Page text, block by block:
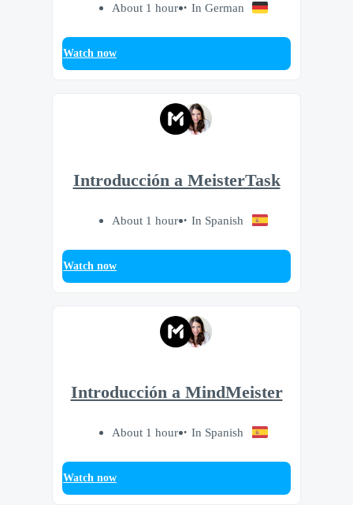
About 1 hour In German
Watch now
Introducción a MeisterTask
About 1 hour In Spanish
Watch now
Introducción a MindMeister
About 1 hour In Spanish
Watch now